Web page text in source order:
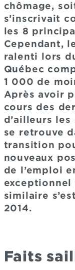
chômage,
s’inscrivait
les 8
Cependant,
ralenti lors
Québec
1 000 de
Après avoir
cours des
d’ailleurs
se retrouve
transition
nouveaux
de l’emploi
exceptionnel
similaire
2014.
Faits